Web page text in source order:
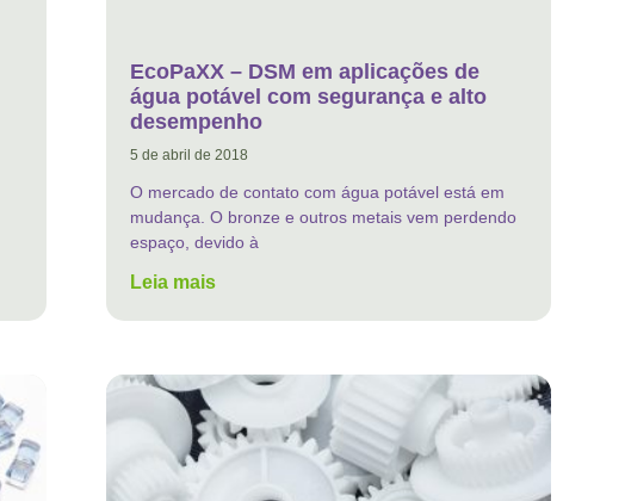
EcoPaXX – DSM em aplicações de
água potável com segurança e alto
desempenho
5 de abril de 2018
O mercado de contato com água potável está em
mudança. O bronze e outros metais vem perdendo
espaço, devido à
Leia mais